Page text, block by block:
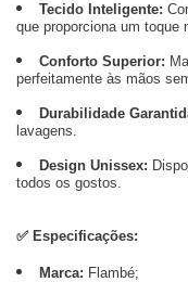
Tecido Inteligente:
que proporciona um toque
Conforto Superior:
perfeitamente às mãos
Durabilidade
lavagens.
Design Unissex:
todos os gostos.
✅ Especificações:
Marca: Flambé;